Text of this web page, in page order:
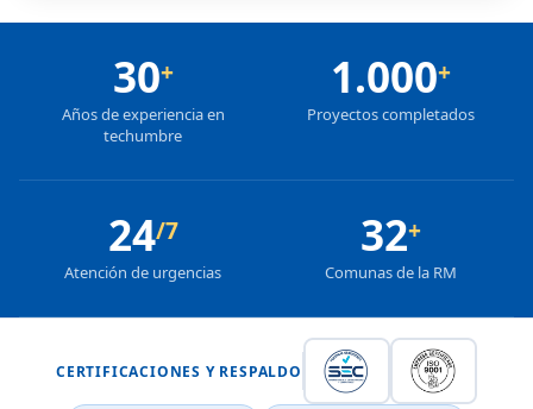
30+
Años de experiencia en
techumbre
1.000+
Proyectos completados
24/7
Atención de urgencias
32+
Comunas de la RM
CERTIFICACIONES Y RESPALDO